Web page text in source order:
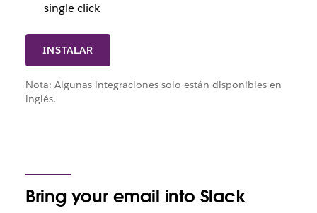
INSTALAR
single click
Nota: Algunas integraciones solo están disponibles en
inglés.
Bring your email into Slack